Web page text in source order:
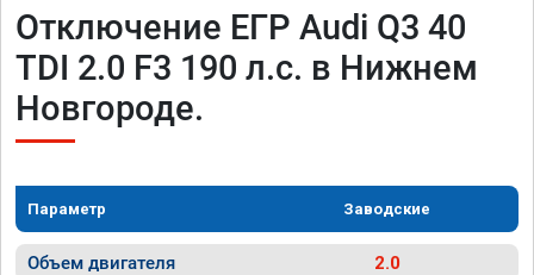
Отключение ЕГР Audi Q3 40
TDI 2.0 F3 190 л.с. в Нижнем
Новгороде.
Параметр Заводские
Объем двигателя 2.0